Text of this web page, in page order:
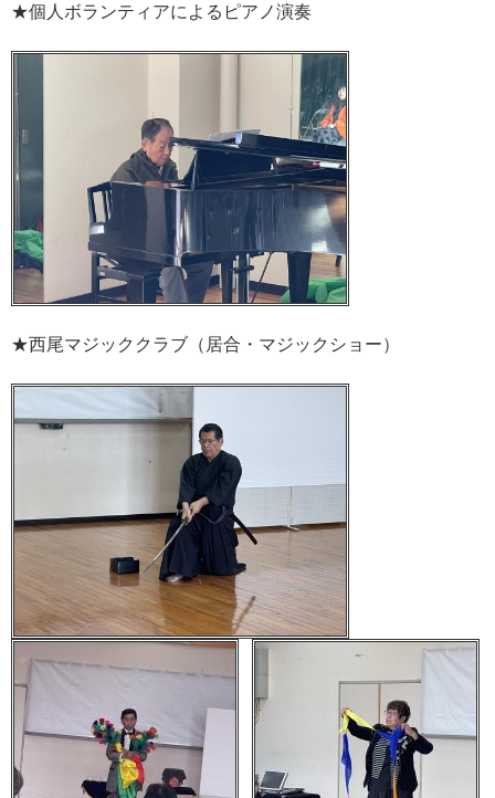
★個人ボランティアによるピアノ演奏
★西尾マジッククラブ（居合・マジックショー）